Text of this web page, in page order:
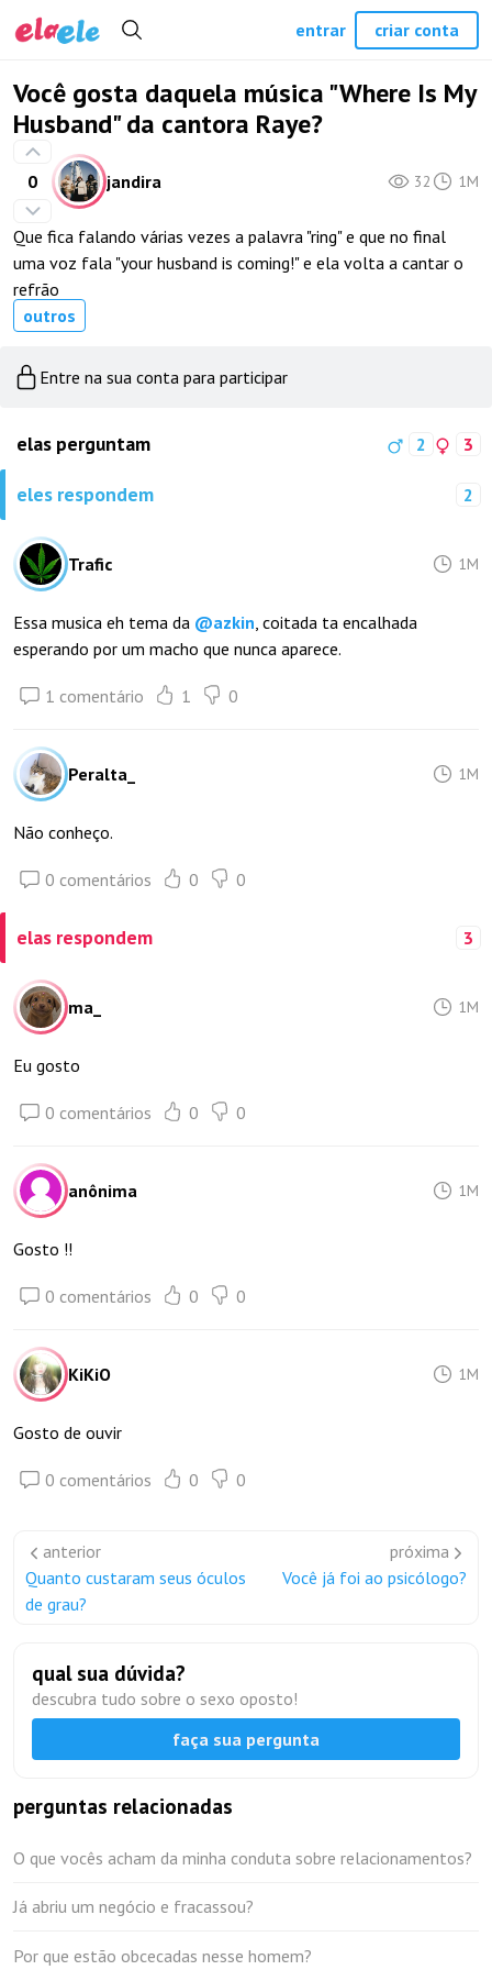
Você gosta daquela música "Where Is My
Husband" da cantora Raye?
0 jandira 32 1M
Que fica falando várias vezes a palavra "ring" e que no final
uma voz fala "your husband is coming!" e ela volta a cantar o
refrão
outros
Entre na sua conta para participar
elas perguntam 2 3
eles respondem 2
Trafic 1M
Essa musica eh tema da @azkin, coitada ta encalhada
esperando por um macho que nunca aparece.
1 comentário 1 0
Peralta_ 1M
Não conheço.
0 comentários 0 0
elas respondem 3
ma_ 1M
Eu gosto
0 comentários 0 0
anônima 1M
Gosto !!
0 comentários 0 0
KiKiO 1M
Gosto de ouvir
0 comentários 0 0
anterior
Quanto custaram seus óculos
de grau?
próxima
Você já foi ao psicólogo?
qual sua dúvida?
descubra tudo sobre o sexo oposto!
faça sua pergunta
perguntas relacionadas
O que vocês acham da minha conduta sobre relacionamentos?
Já abriu um negócio e fracassou?
Por que estão obcecadas nesse homem?
entrar criar conta